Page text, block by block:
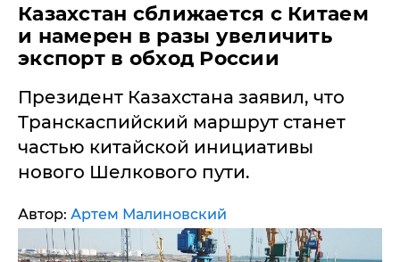
Казахстан сближается с Китаем
и намерен в разы увеличить
экспорт в обход России
Президент Казахстана заявил, что
Транскаспийский маршрут станет
частью китайской инициативы
нового Шелкового пути.
Автор: Артем Малиновский